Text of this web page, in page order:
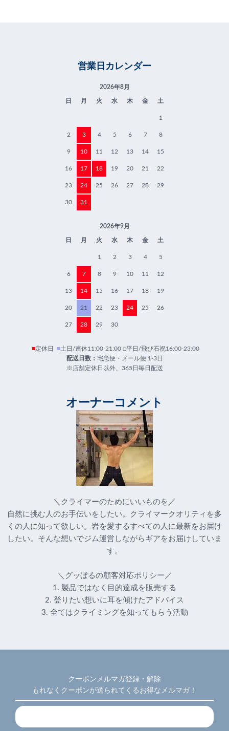
営業日カレンダー
2026年8月
日 月 火 水 木 金 土
1
2 3 4 5 6 7 8
9 10 11 12 13 14 15
16 17 18 19 20 21 22
23 24 25 26 27 28 29
30 31
2026年9月
日 月 火 水 木 金 土
1 2 3 4 5
6 7 8 9 10 11 12
13 14 15 16 17 18 19
20 21 22 23 24 25 26
27 28 29 30
■定休日 ■土日/連休11:00-21:00 □平日/飛び石祝16:00-23:00
配送日数： 宅急便・メール便 1-3日
※店舗定休日以外、365日毎日配送
オーナーコメント
＼クライマーのためにいいものを／
自然に挑む人のお手伝いをしたい。クライマークオリティを多
くの人に知って欲しい。岩を愛するすべての人に最新をお届け
したい。そんな想いでジム運営しながらギアをお届けしていま
す。
＼グッぼるの顧客対応ポリシー／
1. 製品ではなく目的達成を販売する
2. 登りたい想いに耳を傾けたアドバイス
3. 全てはクライミングを知ってもらう活動
クーポンメルマガ登録・解除
もれなくクーポンが送られてくるお得なメルマガ！